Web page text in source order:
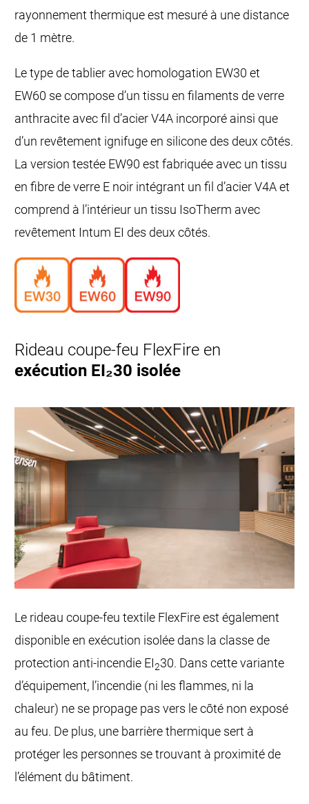
rayonnement thermique est mesuré à une distance
de 1 mètre.
Le type de tablier avec homologation EW30 et
EW60 se compose d’un tissu en filaments de verre
anthracite avec fil d’acier V4A incorporé ainsi que
d’un revêtement ignifuge en silicone des deux côtés.
La version testée EW90 est fabriquée avec un tissu
en fibre de verre E noir intégrant un fil d’acier V4A et
comprend à l’intérieur un tissu IsoTherm avec
revêtement Intum EI des deux côtés.
Rideau coupe-feu FlexFire en
exécution EI₂30 isolée
Le rideau coupe-feu textile FlexFire est également
disponible en exécution isolée dans la classe de
protection anti-incendie EI230. Dans cette variante
d’équipement, l’incendie (ni les flammes, ni la
chaleur) ne se propage pas vers le côté non exposé
au feu. De plus, une barrière thermique sert à
protéger les personnes se trouvant à proximité de
l’élément du bâtiment.